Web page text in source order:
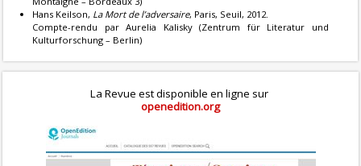
Hans Keilson, La Mort de l’adversaire, Paris, Seuil, 2012.
Compte-rendu par Aurelia Kalisky (Zentrum für Literatur und
Kulturforschung – Berlin)
La Revue est disponible en ligne sur
openedition.org